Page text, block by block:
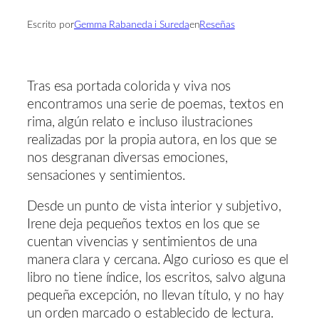
Escrito porGemma Rabaneda i SuredaenReseñas
Tras esa portada colorida y viva nos
encontramos una serie de poemas, textos en
rima, algún relato e incluso ilustraciones
realizadas por la propia autora, en los que se
nos desgranan diversas emociones,
sensaciones y sentimientos.
Desde un punto de vista interior y subjetivo,
Irene deja pequeños textos en los que se
cuentan vivencias y sentimientos de una
manera clara y cercana. Algo curioso es que el
libro no tiene índice, los escritos, salvo alguna
pequeña excepción, no llevan título, y no hay
un orden marcado o establecido de lectura.